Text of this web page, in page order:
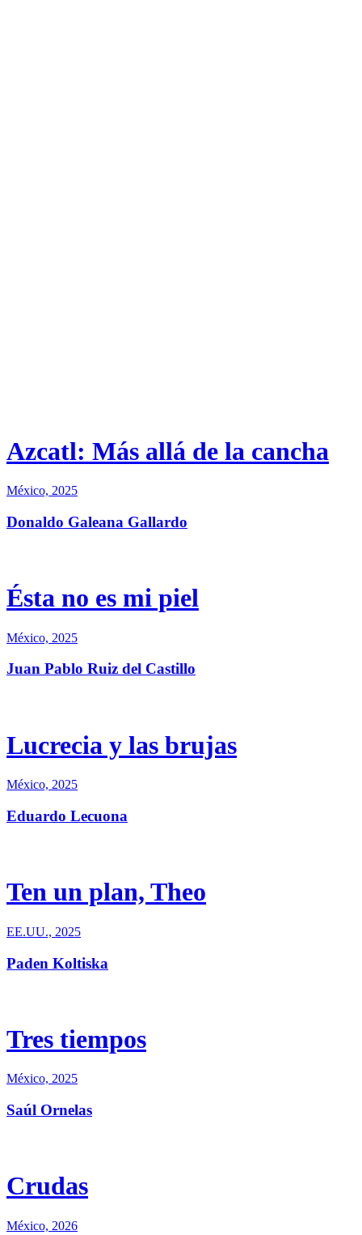
Azcatl: Más allá de la cancha
México, 2025
Donaldo Galeana Gallardo
Ésta no es mi piel
México, 2025
Juan Pablo Ruiz del Castillo
Lucrecia y las brujas
México, 2025
Eduardo Lecuona
Ten un plan, Theo
EE.UU., 2025
Paden Koltiska
Tres tiempos
México, 2025
Saúl Ornelas
Crudas
México, 2026